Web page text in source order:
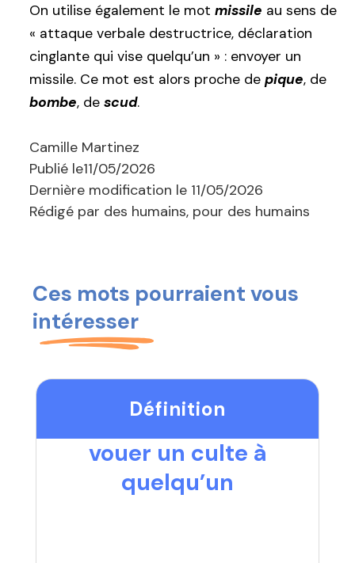
On utilise également le mot missile au sens de
« attaque verbale destructrice, déclaration
cinglante qui vise quelqu’un » : envoyer un
missile. Ce mot est alors proche de pique, de
bombe, de scud.
Camille Martinez
Publié le11/05/2026
Dernière modification le 11/05/2026
Rédigé par des humains, pour des humains
Ces mots pourraient vous
intéresser
Définition
vouer un culte à
quelqu’un